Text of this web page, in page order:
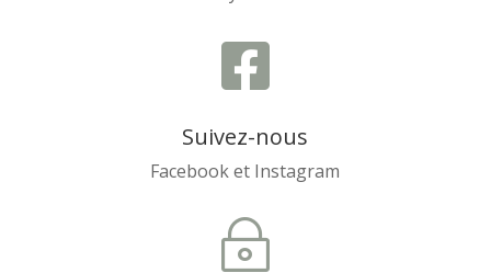

Suivez-nous
Facebook et Instagram
~